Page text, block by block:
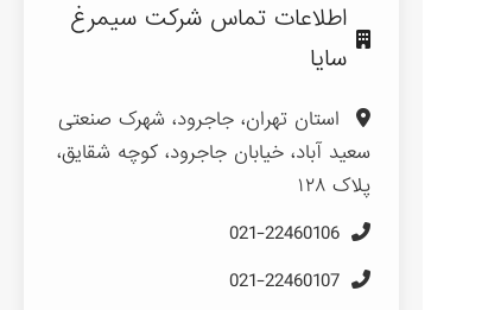
اطلاعات تماس شرکت سیمرغ
سایا
استان تهران، جاجرود، شهرک صنعتی
سعید آباد، خیابان جاجرود، کوچه شقایق،
پلاک ۱۲۸